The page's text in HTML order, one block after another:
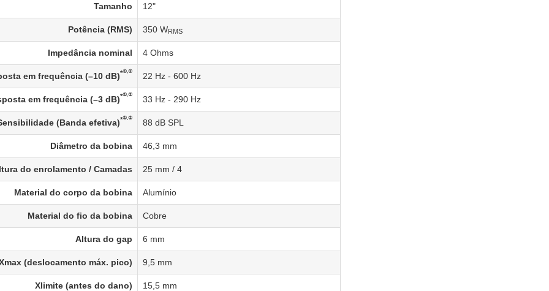
Tamanho 12"
Potência (RMS) 350 WRMS
Impedância nominal 4 Ohms
em frequência (–10 dB)*①,② 22 Hz - 600 Hz
em frequência (–3 dB)*①,② 33 Hz - 290 Hz
(Banda efetiva)*①,② 88 dB SPL
Diâmetro da bobina 46,3 mm
do enrolamento / Camadas 25 mm / 4
Material do corpo da bobina Alumínio
Material do fio da bobina Cobre
Altura do gap 6 mm
(deslocamento máx. pico) 9,5 mm
Xlimite (antes do dano) 15,5 mm